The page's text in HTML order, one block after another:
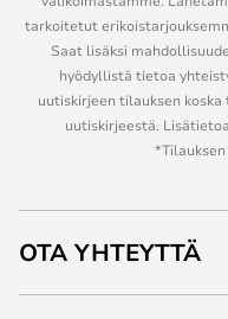
tarkoitetut
Saat lisäksi
hyödyllistä tietoa
uutiskirjeen tilauksen
uutiskirjeestä.
OTA YHTEYTTÄ